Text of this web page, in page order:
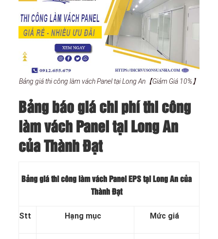
Bảng giá thi công làm vách Panel tại Long An【Giảm Giá 10%】
Bảng báo giá chi phí thi công
làm vách Panel tại Long An
của Thành Đạt
Bảng giá thi công làm vách Panel EPS tại Long An của
Thành Đạt
Stt Hạng mục Mức giá